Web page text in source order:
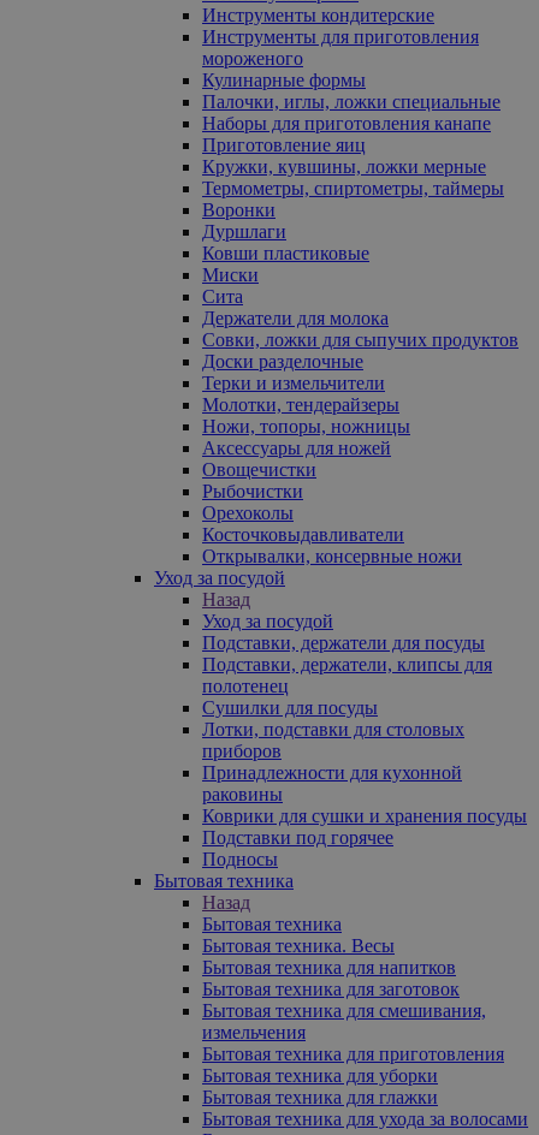
Инструменты кондитерские
Инструменты для приготовления
мороженого
Кулинарные формы
Палочки, иглы, ложки специальные
Наборы для приготовления канапе
Приготовление яиц
Кружки, кувшины, ложки мерные
Термометры, спиртометры, таймеры
Воронки
Дуршлаги
Ковши пластиковые
Миски
Сита
Держатели для молока
Совки, ложки для сыпучих продуктов
Доски разделочные
Терки и измельчители
Молотки, тендерайзеры
Ножи, топоры, ножницы
Аксессуары для ножей
Овощечистки
Рыбочистки
Орехоколы
Косточковыдавливатели
Открывалки, консервные ножи
Уход за посудой
Назад
Уход за посудой
Подставки, держатели для посуды
Подставки, держатели, клипсы для
полотенец
Сушилки для посуды
Лотки, подставки для столовых
приборов
Принадлежности для кухонной
раковины
Коврики для сушки и хранения посуды
Подставки под горячее
Подносы
Бытовая техника
Назад
Бытовая техника
Бытовая техника. Весы
Бытовая техника для напитков
Бытовая техника для заготовок
Бытовая техника для смешивания,
измельчения
Бытовая техника для приготовления
Бытовая техника для уборки
Бытовая техника для глажки
Бытовая техника для ухода за волосами